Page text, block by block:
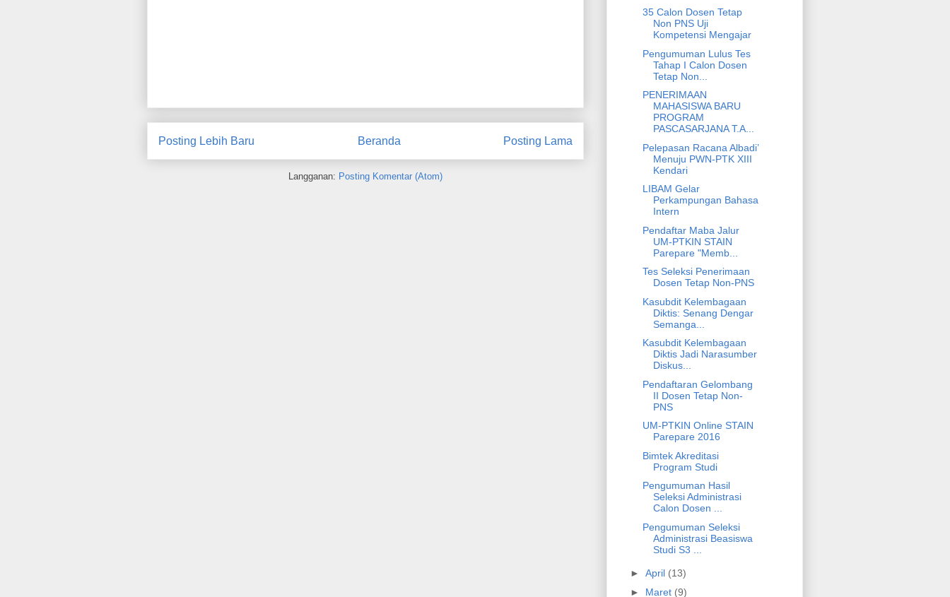
Posting Lebih Baru Posting Lama
Beranda
Langganan: Posting Komentar (Atom)
35 Calon Dosen Tetap
Non PNS Uji
Kompetensi Mengajar
Pengumuman Lulus Tes
Tahap I Calon Dosen
Tetap Non...
PENERIMAAN
MAHASISWA BARU
PROGRAM
PASCASARJANA T.A...
Pelepasan Racana Albadi’
Menuju PWN-PTK XIII
Kendari
LIBAM Gelar
Perkampungan Bahasa
Intern
Pendaftar Maba Jalur
UM-PTKIN STAIN
Parepare "Memb...
Tes Seleksi Penerimaan
Dosen Tetap Non-PNS
Kasubdit Kelembagaan
Diktis: Senang Dengar
Semanga...
Kasubdit Kelembagaan
Diktis Jadi Narasumber
Diskus...
Pendaftaran Gelombang
II Dosen Tetap Non-
PNS
UM-PTKIN Online STAIN
Parepare 2016
Bimtek Akreditasi
Program Studi
Pengumuman Hasil
Seleksi Administrasi
Calon Dosen ...
Pengumuman Seleksi
Administrasi Beasiswa
Studi S3 ...
► April (13)
► Maret (9)